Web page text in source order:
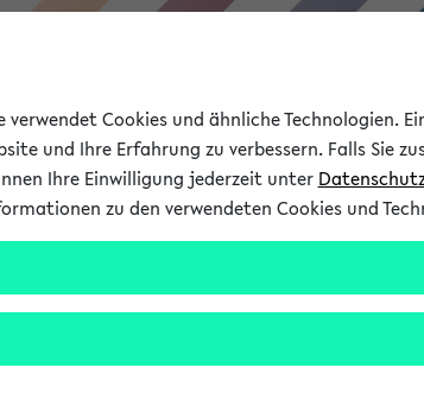
Forschung Studium
Archivierte
Anglistik: British and American Studies /
verwendet Cookies und ähnliche
und Ihre Erfahrung zu verbessern. Falls Sie
Ihre Einwilligung jederzeit unter
zu den verwendeten Cookies und